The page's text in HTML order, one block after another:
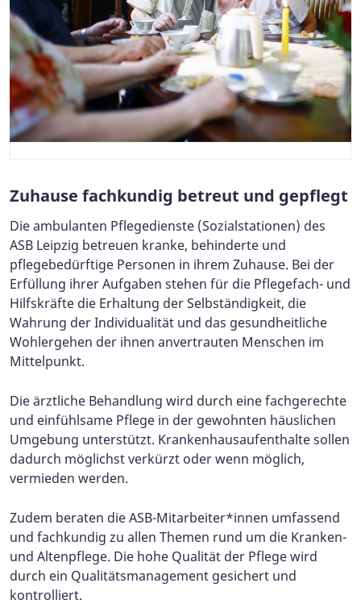
Zuhause fachkundig betreut und gepflegt
Die ambulanten Pflegedienste (Sozialstationen) des
ASB Leipzig betreuen kranke, behinderte und
pflegebedürftige Personen in ihrem Zuhause. Bei der
Erfüllung ihrer Aufgaben stehen für die Pflegefach- und
Hilfskräfte die Erhaltung der Selbständigkeit, die
Wahrung der Individualität und das gesundheitliche
Wohlergehen der ihnen anvertrauten Menschen im
Mittelpunkt.
Die ärztliche Behandlung wird durch eine fachgerechte
und einfühlsame Pflege in der gewohnten häuslichen
Umgebung unterstützt. Krankenhausaufenthalte sollen
dadurch möglichst verkürzt oder wenn möglich,
vermieden werden.
Zudem beraten die ASB-Mitarbeiter*innen umfassend
und fachkundig zu allen Themen rund um die Kranken-
und Altenpflege. Die hohe Qualität der Pflege wird
durch ein Qualitätsmanagement gesichert und
kontrolliert.